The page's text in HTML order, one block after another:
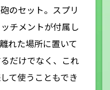
のセット。スプリ
チメントが付属し
れた場所に置いて
だけでなく、これ
て使うこともでき